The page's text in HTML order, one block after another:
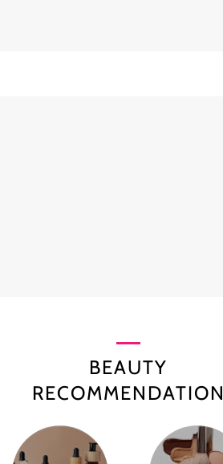
BEAUTY
RECOMMENDATION